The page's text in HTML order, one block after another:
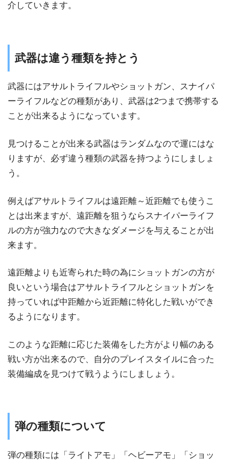
介していきます。
武器は違う種類を持とう
武器にはアサルトライフルやショットガン、スナイパ
ーライフルなどの種類があり、武器は2つまで携帯する
ことが出来るようになっています。
見つけることが出来る武器はランダムなので運にはな
りますが、必ず違う種類の武器を持つようにしましょ
う。
例えばアサルトライフルは遠距離～近距離でも使うこ
とは出来ますが、遠距離を狙うならスナイパーライフ
ルの方が強力なので大きなダメージを与えることが出
来ます。
遠距離よりも近寄られた時の為にショットガンの方が
良いという場合はアサルトライフルとショットガンを
持っていれば中距離から近距離に特化した戦いができ
るようになります。
このような距離に応じた装備をした方がより幅のある
戦い方が出来るので、自分のプレイスタイルに合った
装備編成を見つけて戦うようにしましょう。
弾の種類について
弾の種類には「ライトアモ」「ヘビーアモ」「ショッ